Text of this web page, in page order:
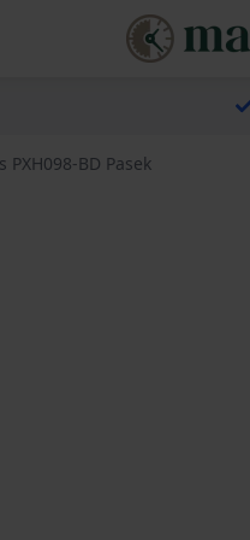
PXH098-BD Pasek